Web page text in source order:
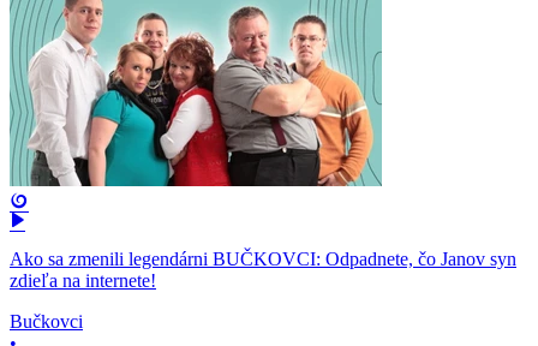
Ako sa zmenili legendárni BUČKOVCI: Odpadnete, čo Janov syn
zdieľa na internete!
Bučkovci